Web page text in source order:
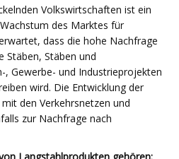
Volkswirtschaften ist ein
des Marktes für
dass die hohe Nachfrage
Stäben, Stäben und
, Gewerbe- und Industrieprojekten
wird. Die Entwicklung der
den Verkehrsnetzen und
zur Nachfrage nach